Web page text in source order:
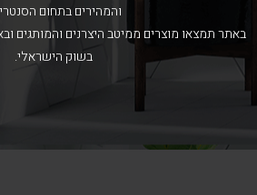
והמהירים בתחום
באתר תמצאו מוצרים ממיטב היצרנים והמותגים
בשוק הישראלי.